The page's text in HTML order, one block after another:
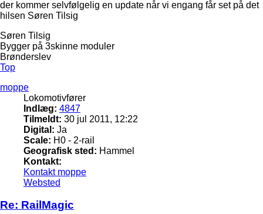
der kommer selvfølgelig en update når vi engang får set på det
hilsen Søren Tilsig
Søren Tilsig
Bygger på 3skinne moduler
Brønderslev
Top
moppe
Lokomotivfører
Indlæg: 4847
Tilmeldt: 30 jul 2011, 12:22
Digital: Ja
Scale: H0 - 2-rail
Geografisk sted: Hammel
Kontakt:
Kontakt moppe
Websted
Re: RailMagic